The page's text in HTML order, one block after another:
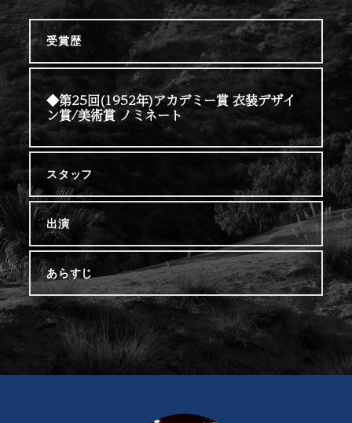
受賞歴
◆第25回(1952年)アカデミー賞 衣装デザイ
ン賞/美術賞 ノミネート
スタッフ
出演
あらすじ